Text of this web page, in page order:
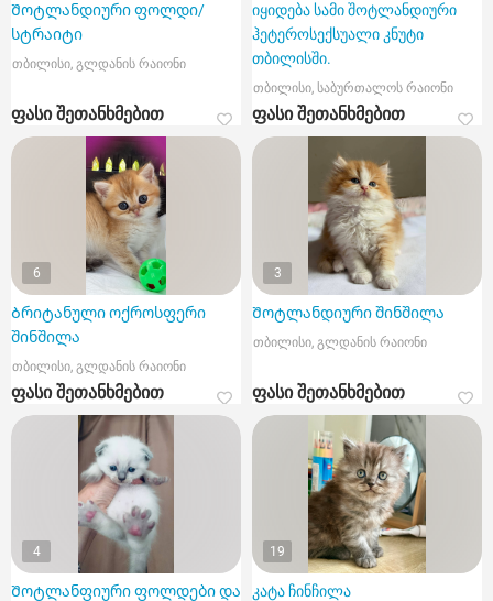
Შოტლანდიური ფოლდი/
სტრაიტი
თბილისი, გლდანის რაიონი
ფასი შეთანხმებით
იყიდება სამი შოტლანდიური
ჰეტეროსექსუალი კნუტი
თბილისში.
თბილისი, საბურთალოს რაიონი
ფასი შეთანხმებით
6
Ბრიტანული ოქროსფერი
შინშილა
თბილისი, გლდანის რაიონი
ფასი შეთანხმებით
3
Შოტლანდიური შინშილა
თბილისი, გლდანის რაიონი
ფასი შეთანხმებით
4
Შოტლანფიური ფოლდები და
19
კატა ჩინჩილა